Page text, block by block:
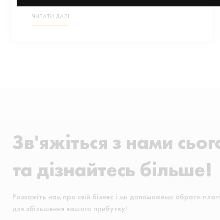
ЧИТАТИ ДАЛІ
Зв'яжіться з нами
та дізнайтесь більше!
Розкажіть нам про свій бізнес і ми допоможемо обрати
для збільшення вашого прибутку!